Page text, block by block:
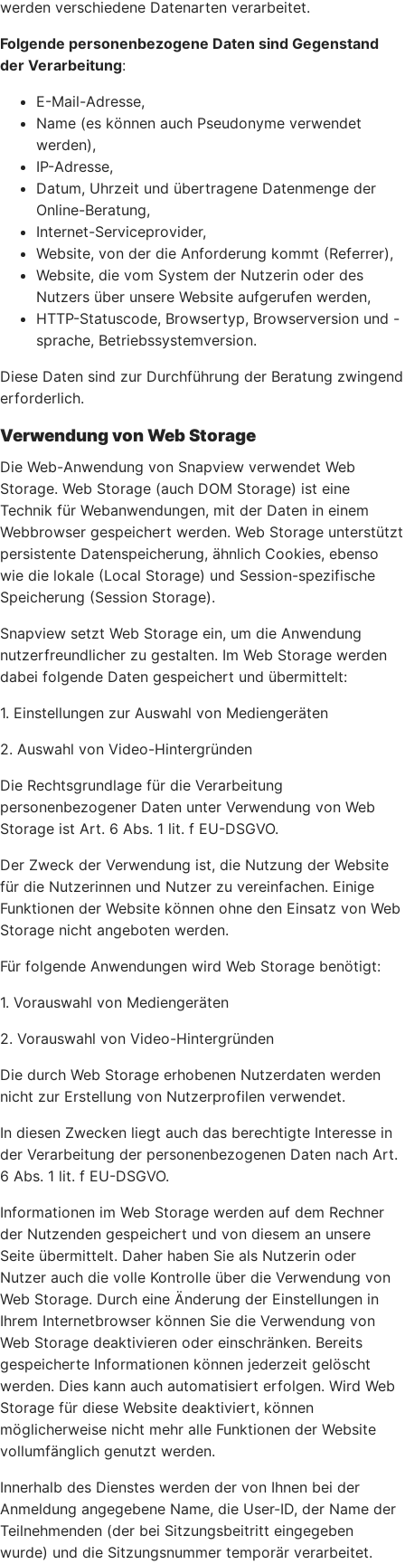
werden verschiedene Datenarten verarbeitet.
Folgende personenbezogene Daten sind Gegenstand
der Verarbeitung:
E-Mail-Adresse,
Name (es können auch Pseudonyme verwendet
werden),
IP-Adresse,
Datum, Uhrzeit und übertragene Datenmenge der
Online-Beratung,
Internet-Serviceprovider,
Website, von der die Anforderung kommt (Referrer),
Website, die vom System der Nutzerin oder des
Nutzers über unsere Website aufgerufen werden,
HTTP-Statuscode, Browsertyp, Browserversion und -
sprache, Betriebssystemversion.
Diese Daten sind zur Durchführung der Beratung zwingend
erforderlich.
Verwendung von Web Storage
Die Web-Anwendung von Snapview verwendet Web
Storage. Web Storage (auch DOM Storage) ist eine
Technik für Webanwendungen, mit der Daten in einem
Webbrowser gespeichert werden. Web Storage unterstützt
persistente Datenspeicherung, ähnlich Cookies, ebenso
wie die lokale (Local Storage) und Session-spezifische
Speicherung (Session Storage).
Snapview setzt Web Storage ein, um die Anwendung
nutzerfreundlicher zu gestalten. Im Web Storage werden
dabei folgende Daten gespeichert und übermittelt:
1. Einstellungen zur Auswahl von Mediengeräten
2. Auswahl von Video-Hintergründen
Die Rechtsgrundlage für die Verarbeitung
personenbezogener Daten unter Verwendung von Web
Storage ist Art. 6 Abs. 1 lit. f EU-DSGVO.
Der Zweck der Verwendung ist, die Nutzung der Website
für die Nutzerinnen und Nutzer zu vereinfachen. Einige
Funktionen der Website können ohne den Einsatz von Web
Storage nicht angeboten werden.
Für folgende Anwendungen wird Web Storage benötigt:
1. Vorauswahl von Mediengeräten
2. Vorauswahl von Video-Hintergründen
Die durch Web Storage erhobenen Nutzerdaten werden
nicht zur Erstellung von Nutzerprofilen verwendet.
In diesen Zwecken liegt auch das berechtigte Interesse in
der Verarbeitung der personenbezogenen Daten nach Art.
6 Abs. 1 lit. f EU-DSGVO.
Informationen im Web Storage werden auf dem Rechner
der Nutzenden gespeichert und von diesem an unsere
Seite übermittelt. Daher haben Sie als Nutzerin oder
Nutzer auch die volle Kontrolle über die Verwendung von
Web Storage. Durch eine Änderung der Einstellungen in
Ihrem Internetbrowser können Sie die Verwendung von
Web Storage deaktivieren oder einschränken. Bereits
gespeicherte Informationen können jederzeit gelöscht
werden. Dies kann auch automatisiert erfolgen. Wird Web
Storage für diese Website deaktiviert, können
möglicherweise nicht mehr alle Funktionen der Website
vollumfänglich genutzt werden.
Innerhalb des Dienstes werden der von Ihnen bei der
Anmeldung angegebene Name, die User-ID, der Name der
Teilnehmenden (der bei Sitzungsbeitritt eingegeben
wurde) und die Sitzungsnummer temporär verarbeitet.